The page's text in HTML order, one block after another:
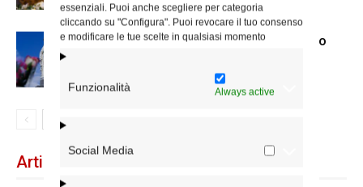
essenziali. Puoi anche scegliere per categoria
cliccando su "Configura". Puoi revocare il tuo consenso
e modificare le tue scelte in qualsiasi momento
Funzionalità Always active
Social Media
Dal 28 al 31 agosto il pellegrinaggio
Articoli recenti